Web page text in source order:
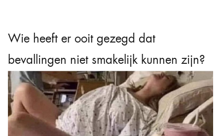
Wie heeft er ooit gezegd dat
bevallingen niet smakelijk kunnen zijn?